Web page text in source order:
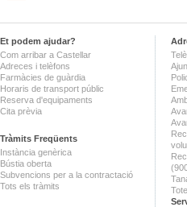
Et podem ajudar?
Com arribar a Castellar
Adreces i telèfons
Farmàcies de guàrdia
Horaris de transport públic
Reserva d'equipaments
Cita prèvia
Tràmits Freqüents
Instància genèrica
Bústia oberta
Subvencions per a la contractació
Tots els tràmits